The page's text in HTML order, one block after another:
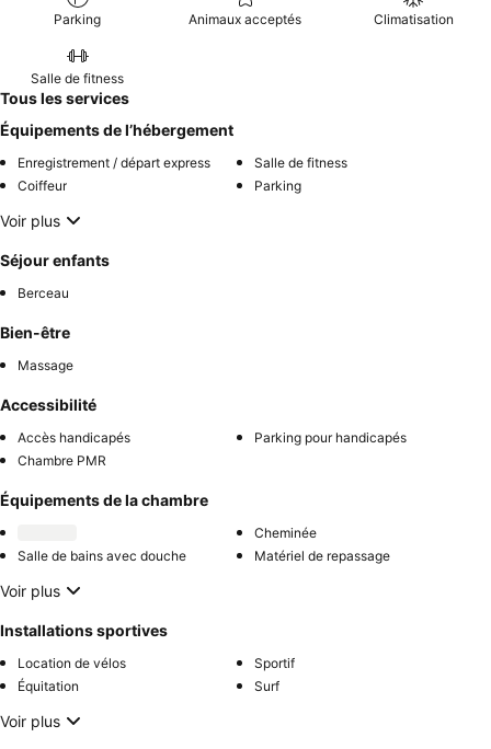
Parking Animaux acceptés Climatisation
Salle de fitness
Tous les services
Équipements de l’hébergement
Enregistrement / départ express
Salle de fitness
Coiffeur
Parking
Voir plus
Séjour enfants
Berceau
Bien-être
Massage
Accessibilité
Accès handicapés
Parking pour handicapés
Chambre PMR
Équipements de la chambre
Cheminée
Salle de bains avec douche
Matériel de repassage
Voir plus
Installations sportives
Location de vélos
Sportif
Équitation
Surf
Voir plus